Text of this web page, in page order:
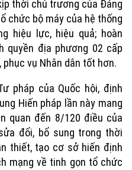
thời chủ trương của Đảng
chức bộ máy của hệ thống
hiệu lực, hiệu quả; hoàn
quyền địa phương 02 cấp
vụ Nhân dân tốt hơn.
pháp của Quốc hội, định
Hiến pháp lần này mang
quan đến 8/120 điều của
đổi, bổ sung trong thời
thiết, tạo cơ sở hiến định
mạng về tinh gọn tổ chức